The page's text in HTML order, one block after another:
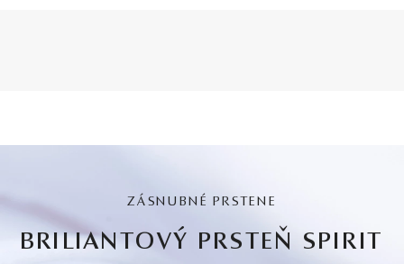
ZÁSNUBNÉ PRSTENE
BRILIANTOVÝ PRSTEŇ SPIRIT